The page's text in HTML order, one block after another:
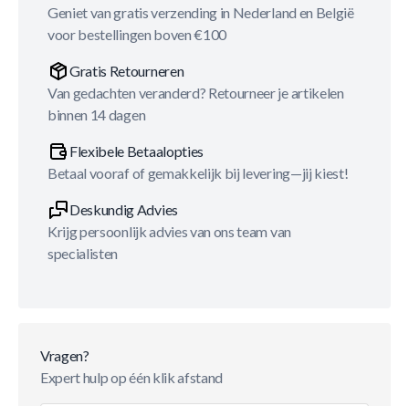
Geniet van gratis verzending in Nederland en België
voor bestellingen boven €100
Gratis Retourneren
Van gedachten veranderd? Retourneer je artikelen
binnen 14 dagen
Flexibele Betaalopties
Betaal vooraf of gemakkelijk bij levering—jij kiest!
Deskundig Advies
Krijg persoonlijk advies van ons team van
specialisten
Vragen?
Expert hulp op één klik afstand